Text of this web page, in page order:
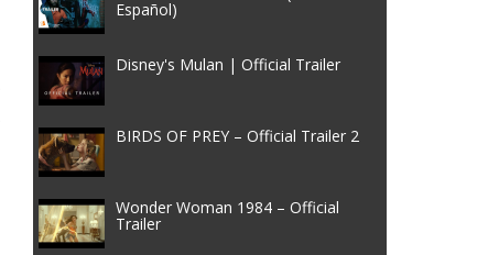
Español)
Disney's Mulan | Official Trailer
BIRDS OF PREY – Official Trailer 2
Wonder Woman 1984 – Official
Trailer